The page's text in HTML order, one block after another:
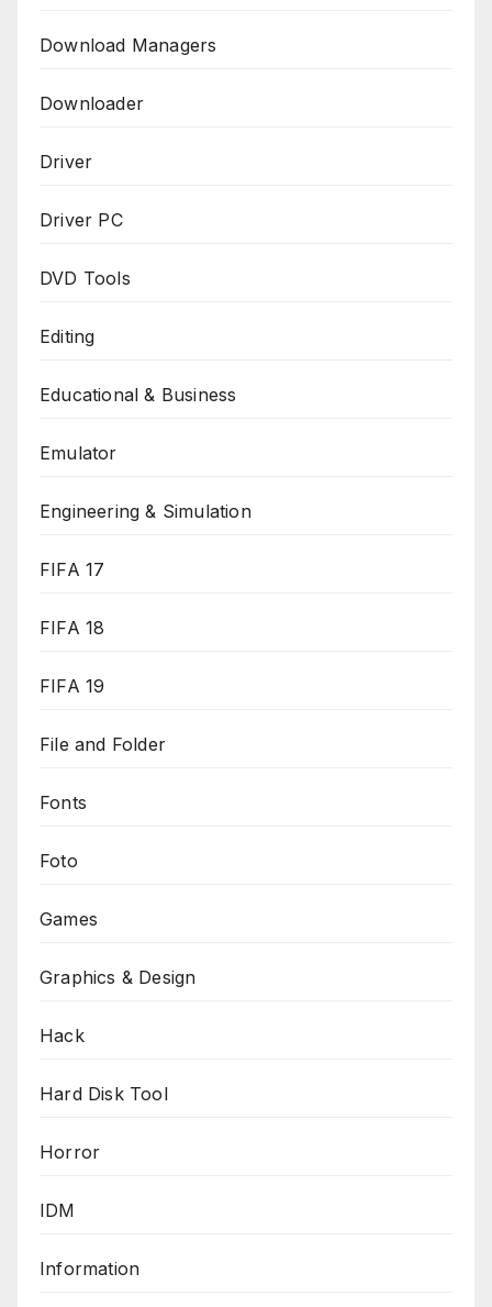
Download Managers
Downloader
Driver
Driver PC
DVD Tools
Editing
Educational & Business
Emulator
Engineering & Simulation
FIFA 17
FIFA 18
FIFA 19
File and Folder
Fonts
Foto
Games
Graphics & Design
Hack
Hard Disk Tool
Horror
IDM
Information